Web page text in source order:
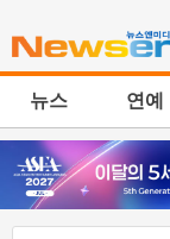
뉴스 연예